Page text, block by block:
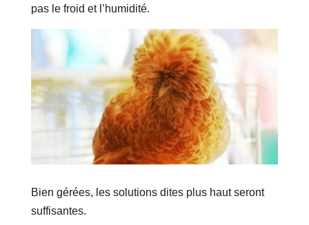
pas le froid et l’humidité.
Bien gérées, les solutions dites plus haut seront
suffisantes.